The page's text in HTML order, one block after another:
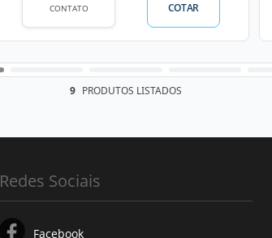
CONTATO COTAR
9 PRODUTOS LISTADOS
Redes Sociais
Facebook